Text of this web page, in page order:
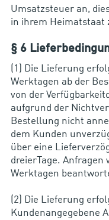
Umsatzsteuer an,
in ihrem Heimatstaat
§ 6
(1) Die Lieferung
Werktagen ab der
von der
aufgrund der
Bestellung nicht
dem Kunden
über eine
dreierTage. Anfragen
Werktagen
(2) Die Lieferung
Kundenangegebene